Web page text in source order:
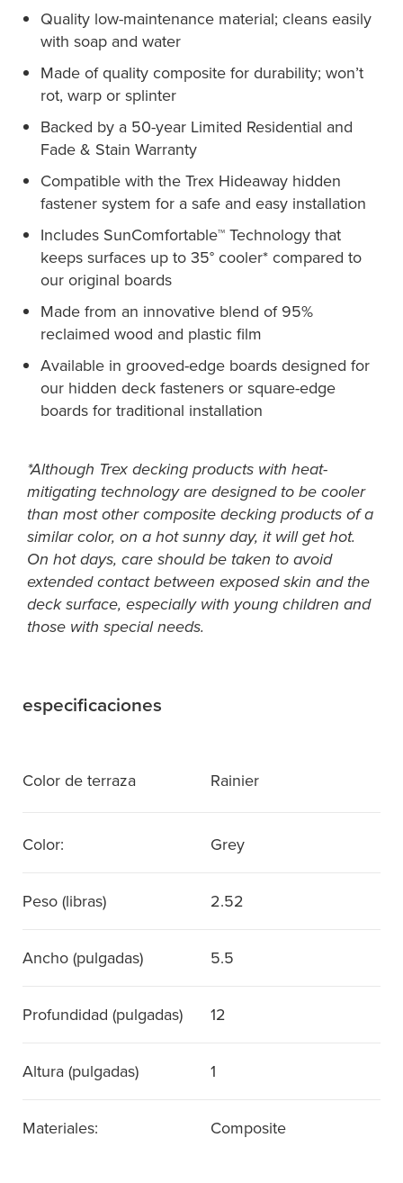
Quality low-maintenance material; cleans easily
with soap and water
Made of quality composite for durability; won’t
rot, warp or splinter
Backed by a 50-year Limited Residential and
Fade & Stain Warranty
Compatible with the Trex Hideaway hidden
fastener system for a safe and easy installation
Includes SunComfortable™ Technology that
keeps surfaces up to 35° cooler* compared to
our original boards
Made from an innovative blend of 95%
reclaimed wood and plastic film
Available in grooved-edge boards designed for
our hidden deck fasteners or square-edge
boards for traditional installation
*Although Trex decking products with heat-
mitigating technology are designed to be cooler
than most other composite decking products of a
similar color, on a hot sunny day, it will get hot.
On hot days, care should be taken to avoid
extended contact between exposed skin and the
deck surface, especially with young children and
those with special needs.
especificaciones
Color de terraza Rainier
Color: Grey
Peso (libras) 2.52
Ancho (pulgadas) 5.5
Profundidad (pulgadas) 12
Altura (pulgadas) 1
Materiales: Composite